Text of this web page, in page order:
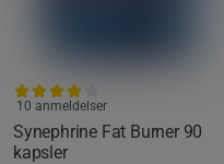
Synephrine Fat Burner 90
kapsler
10 anmeldelser